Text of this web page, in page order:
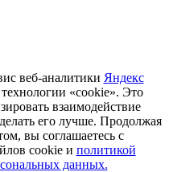
веб-аналитики Яндекс
«cookie». Это
взаимодействие
его лучше. Продолжая
вы соглашаетесь с
cookie и политикой
данных.